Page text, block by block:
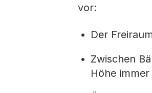
vor:
Der
Zwischen
Höhe